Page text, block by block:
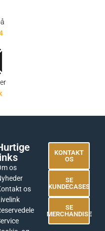
os
os
KONTAKT
OS
SE
KUNDECASES
SE
MERCHANDISE